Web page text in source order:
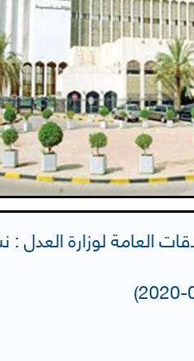
العامة لوزارة